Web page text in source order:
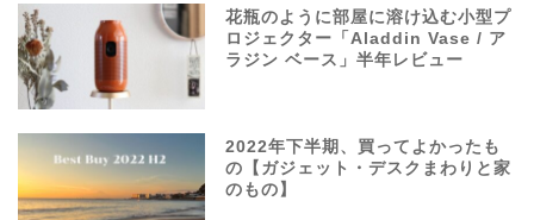
花瓶のように部屋に溶け込む小型プ
ロジェクター「Aladdin Vase / ア
ラジン ベース」半年レビュー
2022年下半期、買ってよかったも
の【ガジェット・デスクまわりと家
のもの】